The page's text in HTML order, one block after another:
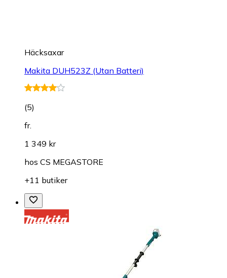
Häcksaxar
Makita DUH523Z (Utan Batteri)
(5)
fr.
1 349 kr
hos CS MEGASTORE
+11 butiker